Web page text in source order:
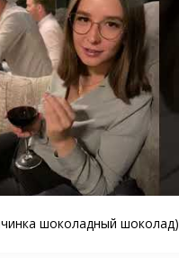
шоколадный шоколад)